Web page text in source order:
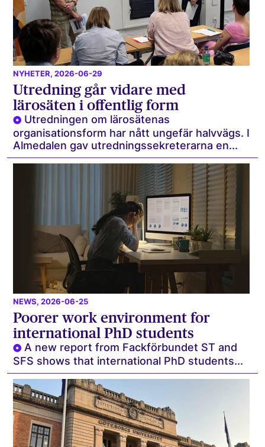
NYHETER, 2026-06-29
Utredning går vidare med
lärosäten i offentlig form
Utredningen om lärosätenas
organisationsform har nått ungefär halvvägs. I
Almedalen gav utredningssekreterarna en...
NEWS, 2026-06-25
Poorer work environment for
international PhD students
A new report from Fackförbundet ST and
SFS shows that international PhD students...